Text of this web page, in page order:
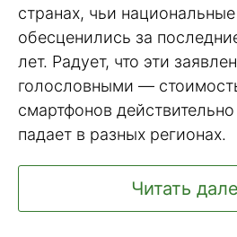
странах, чьи
обесценились за
лет. Радует, что эти
голословными —
смартфонов
падает в разных регионах.
Читать